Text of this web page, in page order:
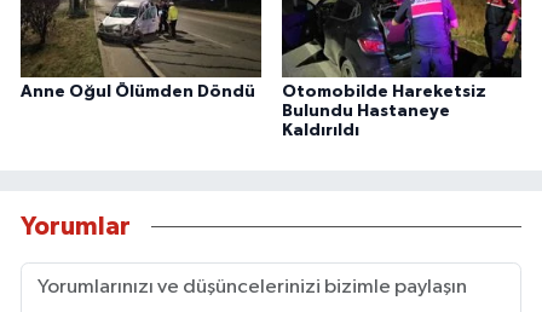
Anne Oğul Ölümden Döndü
Otomobilde Hareketsiz
Bulundu Hastaneye
Kaldırıldı
Yorumlar